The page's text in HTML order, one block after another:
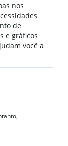
nos
de
e gráficos
você a